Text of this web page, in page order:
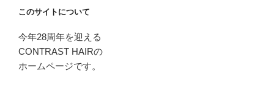
このサイトについて
今年28周年を迎える
CONTRAST HAIRの
ホームページです。